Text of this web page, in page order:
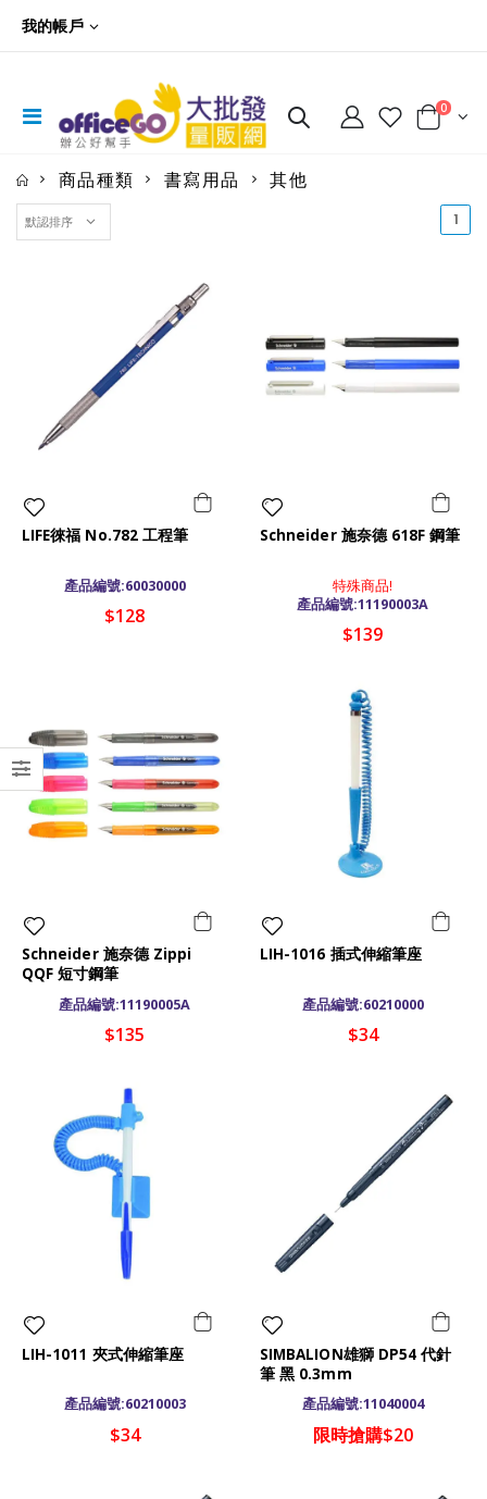
我的帳戶
0
商品種類 書寫用品 其他
1
LIFE徠福 No.782 工程筆
產品編號:60030000
$128
Schneider 施奈德 618F 鋼筆
特殊商品!
產品編號:11190003A
$139
Schneider 施奈德 Zippi
QQF 短寸鋼筆
產品編號:11190005A
$135
LIH-1016 插式伸縮筆座
產品編號:60210000
$34
LIH-1011 夾式伸縮筆座
產品編號:60210003
$34
SIMBALION雄獅 DP54 代針
筆 黑 0.3mm
產品編號:11040004
限時搶購$20